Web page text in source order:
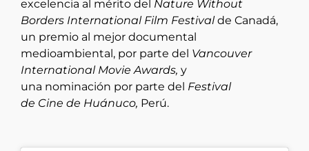
excelencia al mérito del Nature Without
Borders International Film Festivalde Canadá,
un premio al mejor documental
medioambiental, por parte del Vancouver
International Movie Awards, y
una nominación por parte del Festival
de Cine de Huánuco, Perú.